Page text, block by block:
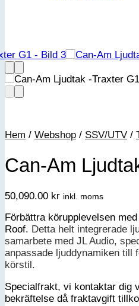
Hem / Webshop / SSV/UTV /
Can-Am
50,090.00 kr inkl. moms
Förbättra körupplevelsen
Roof. Detta helt integrerade
samarbete med JL Audio,
anpassade ljuddynamiken till
körstil.
Specialfrakt, vi kontaktar dig
bekräftelse då fraktavgift